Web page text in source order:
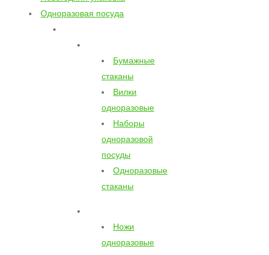
Одноразовая посуда
Бумажные
стаканы
Вилки
одноразовые
Наборы
одноразовой
посуды
Одноразовые
стаканы
Ножи
одноразовые